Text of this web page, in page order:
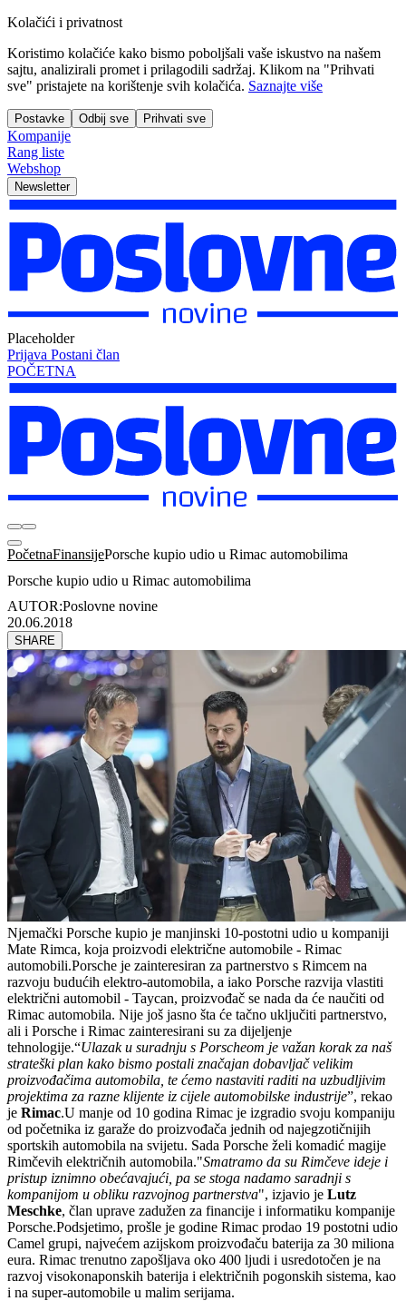
Kolačići i privatnost
Koristimo kolačiće kako bismo poboljšali vaše iskustvo na našem
sajtu, analizirali promet i prilagodili sadržaj. Klikom na "Prihvati
sve" pristajete na korištenje svih kolačića. Saznajte više
Postavke Odbij sve Prihvati sve
Kompanije
Rang liste
Webshop
Newsletter
Placeholder
Prijava Postani član
POČETNA
PočetnaFinansijePorsche kupio udio u Rimac automobilima
Porsche kupio udio u Rimac automobilima
AUTOR:Poslovne novine
20.06.2018
SHARE
Njemački Porsche kupio je manjinski 10-postotni udio u kompaniji
Mate Rimca, koja proizvodi električne automobile - Rimac
automobili.Porsche je zainteresiran za partnerstvo s Rimcem na
razvoju budućih elektro-automobila, a iako Porsche razvija vlastiti
električni automobil - Taycan, proizvođač se nada da će naučiti od
Rimac automobila. Nije još jasno šta će tačno uključiti partnerstvo,
ali i Porsche i Rimac zainteresirani su za dijeljenje
tehnologije.“Ulazak u suradnju s Porscheom je važan korak za naš
strateški plan kako bismo postali značajan dobavljač velikim
proizvođačima automobila, te ćemo nastaviti raditi na uzbudljivim
projektima za razne klijente iz cijele automobilske industrije”, rekao
je Rimac.U manje od 10 godina Rimac je izgradio svoju kompaniju
od početnika iz garaže do proizvođača jednih od najegzotičnijih
sportskih automobila na svijetu. Sada Porsche želi komadić magije
Rimčevih električnih automobila."Smatramo da su Rimčeve ideje i
pristup iznimno obećavajući, pa se stoga nadamo saradnji s
kompanijom u obliku razvojnog partnerstva", izjavio je Lutz
Meschke, član uprave zadužen za financije i informatiku kompanije
Porsche.Podsjetimo, prošle je godine Rimac prodao 19 postotni udio
Camel grupi, najvećem azijskom proizvođaču baterija za 30 miliona
eura. Rimac trenutno zapošljava oko 400 ljudi i usredotočen je na
razvoj visokonaponskih baterija i električnih pogonskih sistema, kao
i na super-automobile u malim serijama.